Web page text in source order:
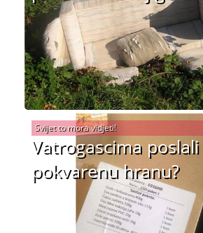
Vatrogascima poslali
pokvarenu hranu?
Svijet to mora vidjeti!